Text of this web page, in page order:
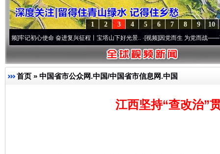
10
9
8
7
6
5
4
3
2
1
心使命 奋进复兴征程丨宝塔山下好光景..·[视频]因党而生 为党而战——百年“纪”事
首页 » 中国省市公众网.中国/中国省市信息网.中国
江西坚持“查改治”